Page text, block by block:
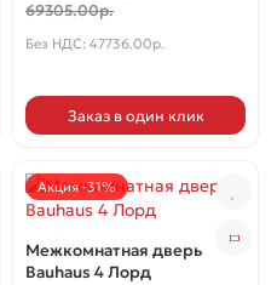
69305.00р.
Без НДС: 47736.00р.
Заказ в один клик
Акция -31%
Межкомнатная дверь
Bauhaus 4 Лорд